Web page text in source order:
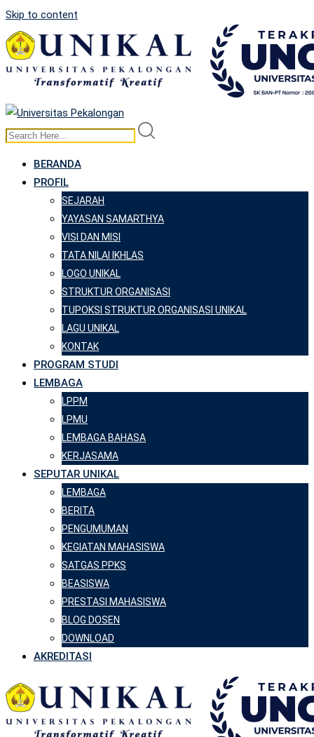
Skip to content
BERANDA
PROFIL
SEJARAH
YAYASAN SAMARTHYA
VISI DAN MISI
TATA NILAI IKHLAS
LOGO UNIKAL
STRUKTUR ORGANISASI
TUPOKSI STRUKTUR ORGANISASI UNIKAL
LAGU UNIKAL
KONTAK
PROGRAM STUDI
LEMBAGA
LPPM
LPMU
LEMBAGA BAHASA
KERJASAMA
SEPUTAR UNIKAL
LEMBAGA
BERITA
PENGUMUMAN
KEGIATAN MAHASISWA
SATGAS PPKS
BEASISWA
PRESTASI MAHASISWA
BLOG DOSEN
DOWNLOAD
AKREDITASI